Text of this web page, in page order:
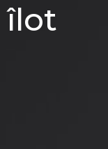
îlot